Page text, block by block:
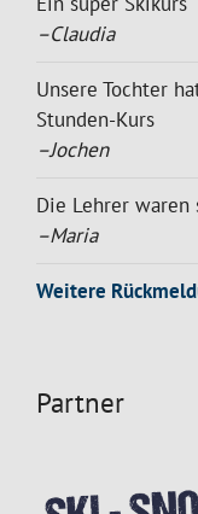
–Claudia
Unsere Tochter
Stunden-Kurs
–Jochen
Die Lehrer
–Maria
Weitere
Partner